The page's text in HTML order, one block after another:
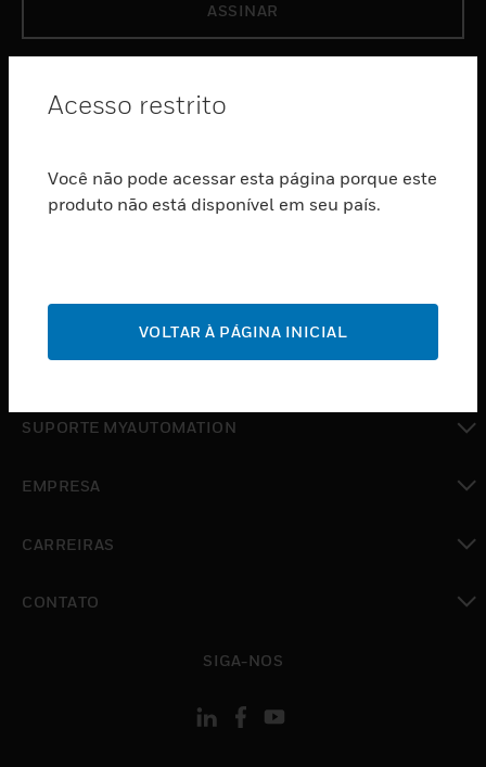
ASSINAR
toggle view
toggle view
SERVIÇOS
SUPORTE
toggle view
toggle view
SUPORTE MYAUTOMATION
EMPRESA
CARREIRAS
CONTATO
SIGA-NOS
Acesso restrito
Você não pode acessar esta página porque este
produto não está disponível em seu país.
VOLTAR À PÁGINA INICIAL